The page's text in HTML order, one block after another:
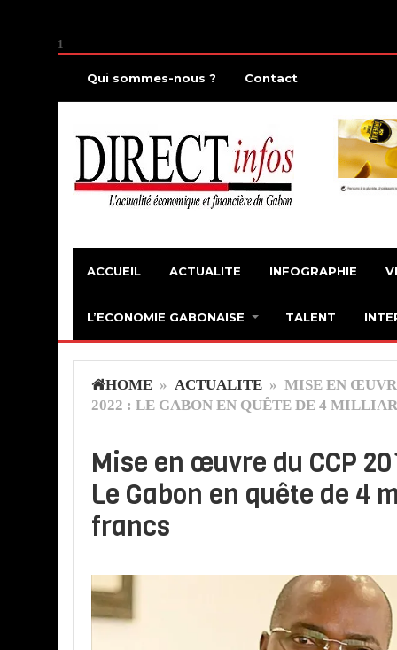
1
Qui sommes-nous ? Contact
ACCUEIL ACTUALITE INFOGRAPHIE
L’ECONOMIE GABONAISE TALENT
HOME » ACTUALITE » MISE EN
2022 : LE GABON EN QUÊTE DE 4
Mise en œuvre du CCP
Le Gabon en quête de 4
francs